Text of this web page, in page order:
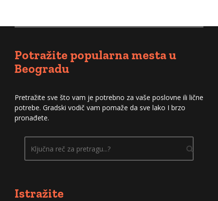
Potražite popularna mesta u
Beogradu
Pretražite sve što vam je potrebno za vaše poslovne ili lične
potrebe. Gradski vodič vam pomaže da sve lako I brzo
pronađete.
Istražite